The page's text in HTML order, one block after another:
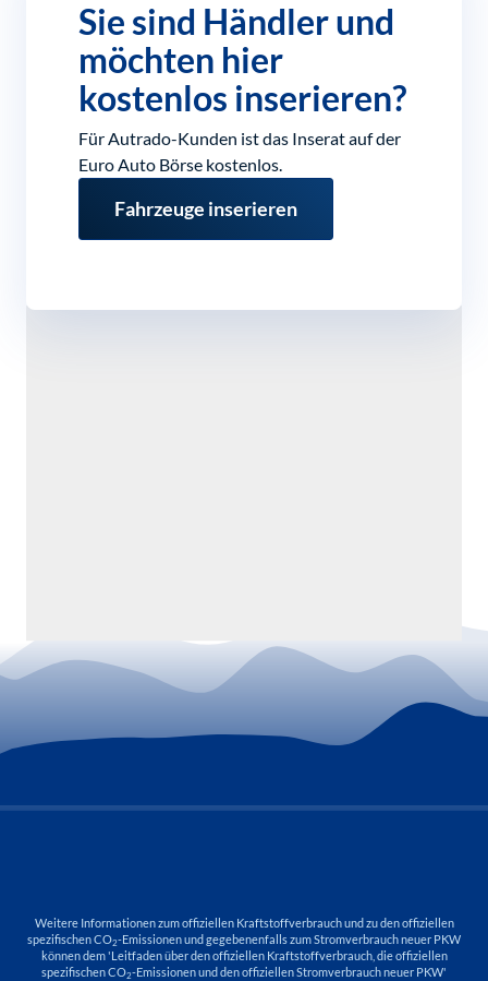
Sie sind Händler und
möchten hier
kostenlos inserieren?
Für Autrado-Kunden ist das Inserat auf der
Euro Auto Börse kostenlos.
Fahrzeuge inserieren
Weitere Informationen zum offiziellen Kraftstoffverbrauch und zu den offiziellen
spezifischen CO2-Emissionen und gegebenenfalls zum Stromverbrauch neuer PKW
können dem 'Leitfaden über den offiziellen Kraftstoffverbrauch, die offiziellen
spezifischen CO2-Emissionen und den offiziellen Stromverbrauch neuer PKW'